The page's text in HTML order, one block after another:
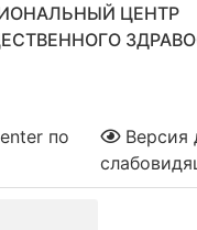
ЦЕНТР
Версия
по